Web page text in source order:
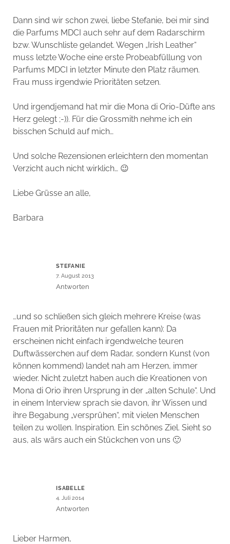
Dann sind wir schon zwei, liebe Stefanie, bei mir sind
die Parfums MDCI auch sehr auf dem Radarschirm
bzw. Wunschliste gelandet. Wegen „Irish Leather“
muss letzte Woche eine erste Probeabfüllung von
Parfums MDCI in letzter Minute den Platz räumen.
Frau muss irgendwie Prioritäten setzen.
Und irgendjemand hat mir die Mona di Orio-Düfte ans
Herz gelegt ;-)). Für die Grossmith nehme ich ein
bisschen Schuld auf mich…
Und solche Rezensionen erleichtern den momentan
Verzicht auch nicht wirklich… 😉
Liebe Grüsse an alle,
Barbara
STEFANIE
7. August 2013
Antworten
…und so schließen sich gleich mehrere Kreise (was
Frauen mit Prioritäten nur gefallen kann): Da
erscheinen nicht einfach irgendwelche teuren
Duftwässerchen auf dem Radar, sondern Kunst (von
können kommend) landet nah am Herzen, immer
wieder. Nicht zuletzt haben auch die Kreationen von
Mona di Orio ihren Ursprung in der „alten Schule“. Und
in einem Interview sprach sie davon, ihr Wissen und
ihre Begabung „versprühen“, mit vielen Menschen
teilen zu wollen. Inspiration. Ein schönes Ziel. Sieht so
aus, als wärs auch ein Stückchen von uns 🙂
ISABELLE
4. Juli 2014
Antworten
Lieber Harmen,